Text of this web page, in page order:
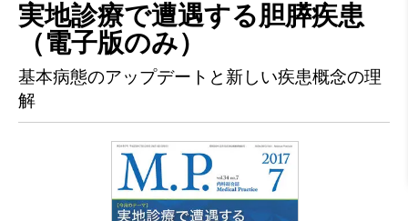
実地診療で遭遇する胆膵疾患
（電子版のみ）
基本病態のアップデートと新しい疾患概念の理
解